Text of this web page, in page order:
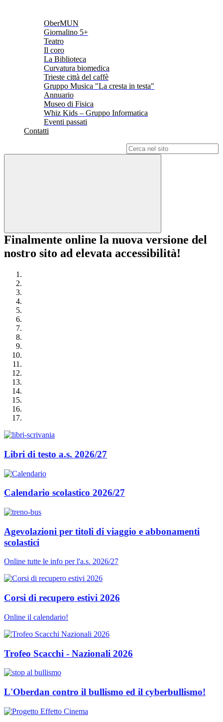
OberMUN
Giornalino 5+
Teatro
Il coro
La Biblioteca
Curvatura biomedica
Trieste città del caffè
Gruppo Musica "La cresta in testa"
Annuario
Museo di Fisica
Whiz Kids – Gruppo Informatica
Eventi passati
Contatti
Finalmente online la nuova versione del
nostro sito ad elevata accessibilità!
Libri di testo a.s. 2026/27
Calendario scolastico 2026/27
Agevolazioni per titoli di viaggio e abbonamenti
scolastici
Online tutte le info per l'a.s. 2026/27
Corsi di recupero estivi 2026
Online il calendario!
Trofeo Scacchi - Nazionali 2026
L'Oberdan contro il bullismo ed il cyberbullismo!